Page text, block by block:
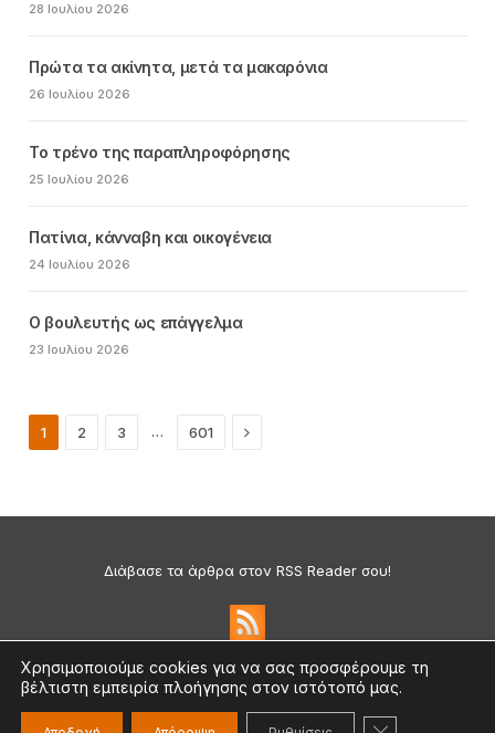
28 Ιουλίου 2026
Πρώτα τα ακίνητα, μετά τα μακαρόνια
26 Ιουλίου 2026
Το τρένο της παραπληροφόρησης
25 Ιουλίου 2026
Πατίνια, κάνναβη και οικογένεια
24 Ιουλίου 2026
Ο βουλευτής ως επάγγελμα
23 Ιουλίου 2026
1 2 3 … 601 Next
Διάβασε τα άρθρα στον RSS Reader σου!
Πολιτική Απορρήτου & Cookies
©2026 medium.gr | Designed & Supported bynat.ad
Χρησιμοποιούμε cookies για να σας προσφέρουμε τη
βέλτιστη εμπειρία πλοήγησης στον ιστότοπό μας.
ΚΛΕΊΣΙΜΟ ΤΟΥ